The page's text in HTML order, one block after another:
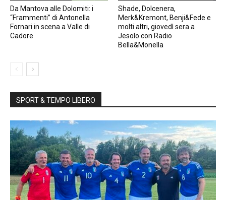
Da Mantova alle Dolomiti: i
“Frammenti” di Antonella
Fornari in scena a Valle di
Cadore
Shade, Dolcenera,
Merk&Kremont, Benji&Fede e
molti altri, giovedì sera a
Jesolo con Radio
Bella&Monella
SPORT & TEMPO LIBERO